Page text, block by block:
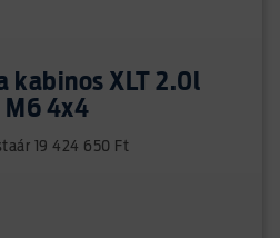
kabinos XLT 2.0l
M6 4x4
19 424 650 Ft